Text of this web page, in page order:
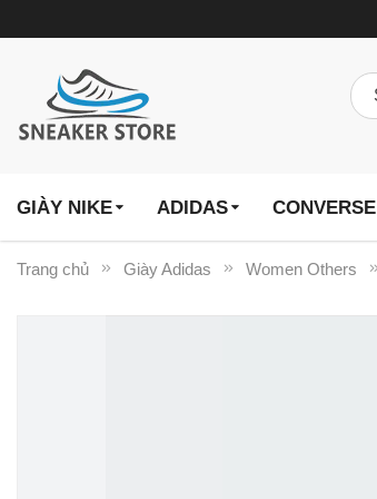
GIÀY NIKE ADIDAS CONVERSE
Trang chủ Giày Adidas Women Others